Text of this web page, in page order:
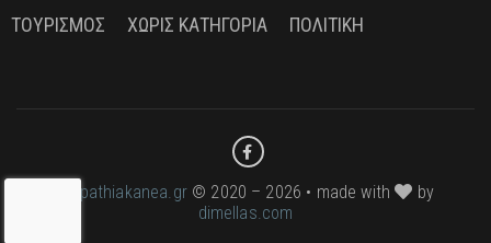
ΤΟΥΡΙΣΜΌΣ
ΧΩΡΊΣ ΚΑΤΗΓΟΡΊΑ ΠΟΛΙΤΙΚΉ
karpathiakanea.gr© 2020 – 2026 • made with
by
dimellas.com